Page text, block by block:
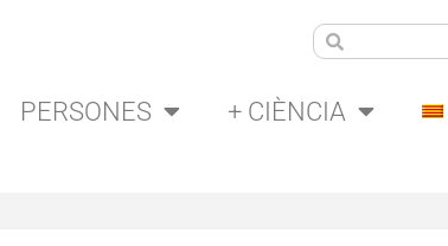
PERSONES + CIÈNCIA